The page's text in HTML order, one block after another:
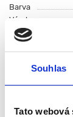
Souhlas
Tato
Barva
Výrobce
Všechny funkce
Popis